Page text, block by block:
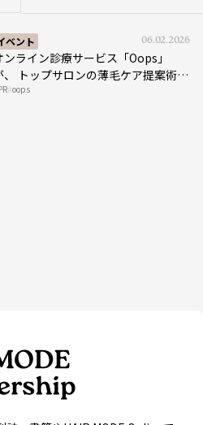
ベント 06.02.2026
ンライン診療サービス「Oops」
、 トップサロンの薄毛ケア提案術を
で公開！
oops